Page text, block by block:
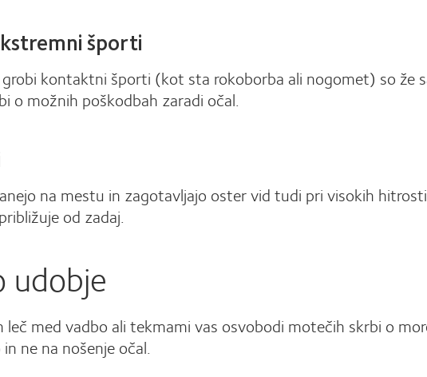
športi
kontaktni športi (kot sta rokoborba ali nogomet) so že
o možnih poškodbah zaradi očal.
na mestu in zagotavljajo oster vid tudi pri visokih
od zadaj.
udobje
med vadbo ali tekmami vas osvobodi motečih skrbi o
ne na nošenje očal.